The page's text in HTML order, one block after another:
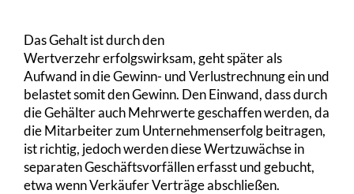
Das Gehalt ist durch den
Wertverzehr erfolgswirksam, geht später als
Aufwand in die Gewinn- und Verlustrechnung ein und
belastet somit den Gewinn. Den Einwand, dass durch
die Gehälter auch Mehrwerte geschaffen werden, da
die Mitarbeiter zum Unternehmenserfolg beitragen,
ist richtig, jedoch werden diese Wertzuwächse in
separaten Geschäftsvorfällen erfasst und gebucht,
etwa wenn Verkäufer Verträge abschließen.